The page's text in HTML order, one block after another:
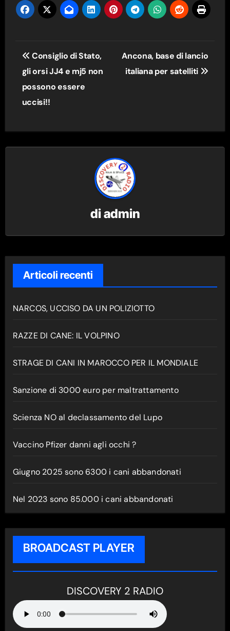
Navigazione
articoli
Consiglio di Stato,
gli orsi JJ4 e mj5 non
possono essere
uccisi!!
Ancona, base di lancio
italiana per satelliti
diadmin
Articoli recenti
NARCOS, UCCISO DA UN POLIZIOTTO
RAZZE DI CANE: IL VOLPINO
STRAGE DI CANI IN MAROCCO PER IL MONDIALE
Sanzione di 3000 euro per maltrattamento
Scienza NO al declassamento del Lupo
Vaccino Pfizer danni agli occhi ?
Giugno 2025 sono 6300 i cani abbandonati
Nel 2023 sono 85.000 i cani abbandonati
BROADCAST PLAYER
DISCOVERY 2 RADIO